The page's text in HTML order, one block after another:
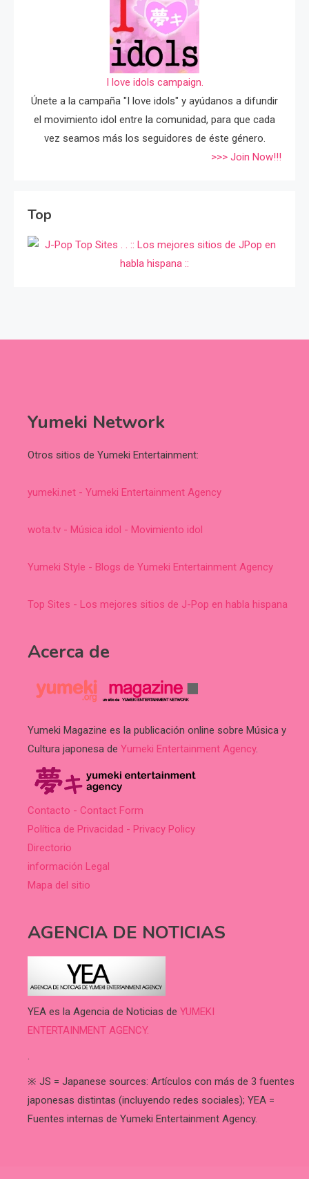
I love idols campaign.
Únete a la campaña "I love idols" y ayúdanos a difundir
el movimiento idol entre la comunidad, para que cada
vez seamos más los seguidores de éste género.
>>> Join Now!!!
Top
Yumeki Network
Otros sitios de Yumeki Entertainment:
yumeki.net - Yumeki Entertainment Agency
wota.tv - Música idol - Movimiento idol
Yumeki Style - Blogs de Yumeki Entertainment Agency
Top Sites - Los mejores sitios de J-Pop en habla hispana
Acerca de
Yumeki Magazine es la publicación online sobre Música y
Cultura japonesa de Yumeki Entertainment Agency.
Contacto - Contact Form
Política de Privacidad - Privacy Policy
Directorio
información Legal
Mapa del sitio
AGENCIA DE NOTICIAS
YEA es la Agencia de Noticias de YUMEKI
ENTERTAINMENT AGENCY.
.
※ JS = Japanese sources: Artículos con más de 3 fuentes
japonesas distintas (incluyendo redes sociales); YEA =
Fuentes internas de Yumeki Entertainment Agency.